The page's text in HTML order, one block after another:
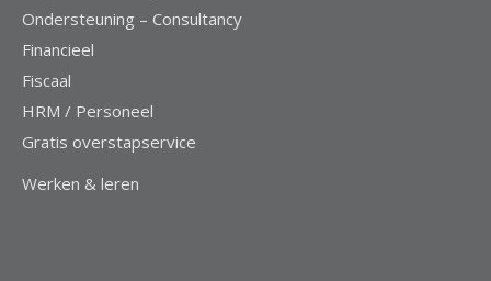
Ondersteuning – Consultancy
Financieel
Fiscaal
HRM / Personeel
Gratis overstapservice
Werken & leren